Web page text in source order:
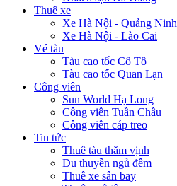
Thuê xe
Xe Hà Nội - Quảng Ninh
Xe Hà Nội - Lào Cai
Vé tàu
Tàu cao tốc Cô Tô
Tàu cao tốc Quan Lạn
Công viên
Sun World Hạ Long
Công viên Tuần Châu
Công viên cáp treo
Tin tức
Thuê tàu thăm vịnh
Du thuyền ngủ đêm
Thuê xe sân bay